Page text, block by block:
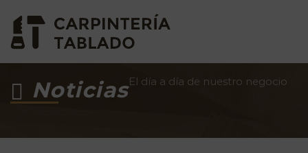
NoticiasEl día a día de nuestro negocio